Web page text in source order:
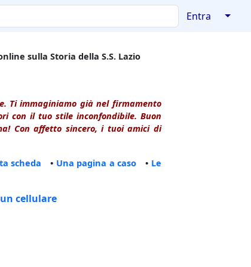
Entra ↓
sulla Storia della S.S. Lazio
Ti immaginiamo già nel firmamento
con il tuo stile inconfondibile. Buon
Con affetto sincero, i tuoi amici di
scheda • Una pagina a caso • Le
cellulare